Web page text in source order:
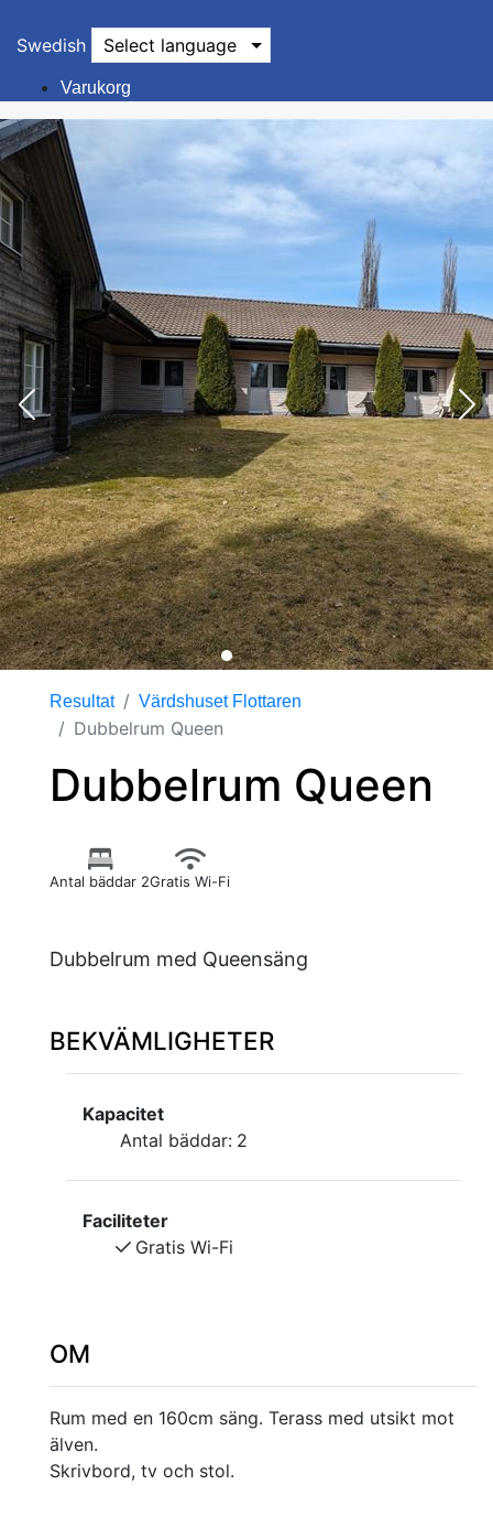
Swedish Select language
Varukorg
Resultat Värdshuset Flottaren
Dubbelrum Queen
Dubbelrum Queen
Antal bäddar 2Gratis Wi-Fi
Dubbelrum med Queensäng
BEKVÄMLIGHETER
Kapacitet
Antal bäddar: 2
Faciliteter
Gratis Wi-Fi
OM
Rum med en 160cm säng. Terass med utsikt mot
älven.
Skrivbord, tv och stol.